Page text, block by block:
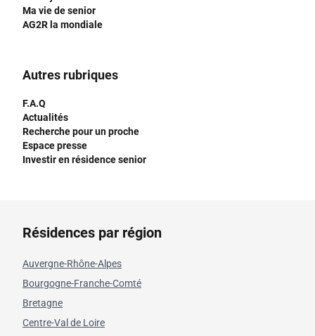
Ma vie de senior
AG2R la mondiale
Autres rubriques
F.A.Q
Actualités
Recherche pour un proche
Espace presse
Investir en résidence senior
Résidences par région
Auvergne-Rhône-Alpes
Bourgogne-Franche-Comté
Bretagne
Centre-Val de Loire